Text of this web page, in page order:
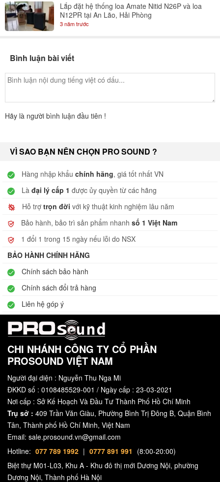
Lắp đặt hệ thống loa Amate Nitid N26P và loa
N12PR tại An Lão, Hải Phòng
3 năm trước
Bình luận bài viết
Hãy là người bình luận đầu tiên !
VÌ SAO BẠN NÊN CHỌN PRO SOUND ?
Hàng nhập khẩu chính hãng, giá tốt nhất VN
Là đại lý cấp 1 được ủy quyền từ các hãng
Hỗ trợ trọn đời với kỹ thuật kinh nghiệm lâu năm
Bảo hành, bảo trì sản phẩm nhanh số 1 Việt Nam
1 đổi 1 trong 15 ngày nếu lỗi do NSX
BẢO HÀNH CHÍNH HÃNG
Chính sách bảo hành
Chính sách đổi trả hàng
Liên hệ góp ý
CHI NHÁNH CÔNG TY CỔ PHẦN
PROSOUND VIỆT NAM
Người đại diện : Nguyễn Thu Nga Mi
ĐKKD số : 0108485529-001 / Ngày cấp : 23-03-2021
Nơi cấp : Sở Kế Hoạch Và Đầu Tư Thành Phố Hồ Chí Minh
Trụ sở : 409 Trần Văn Giàu, Phường Bình Trị Đông B, Quận Bình
Tân, Thành phố Hồ Chí Minh, Việt Nam
Email: sale.prosound.vn@gmail.com
Hotline: 077 789 1992 | 0777 891 991 (8:00-20:00)
Biệt thự M01-L03, Khu A - Khu đô thị mới Dương Nội, phường
Dương Nội, Thành phố Hà Nội